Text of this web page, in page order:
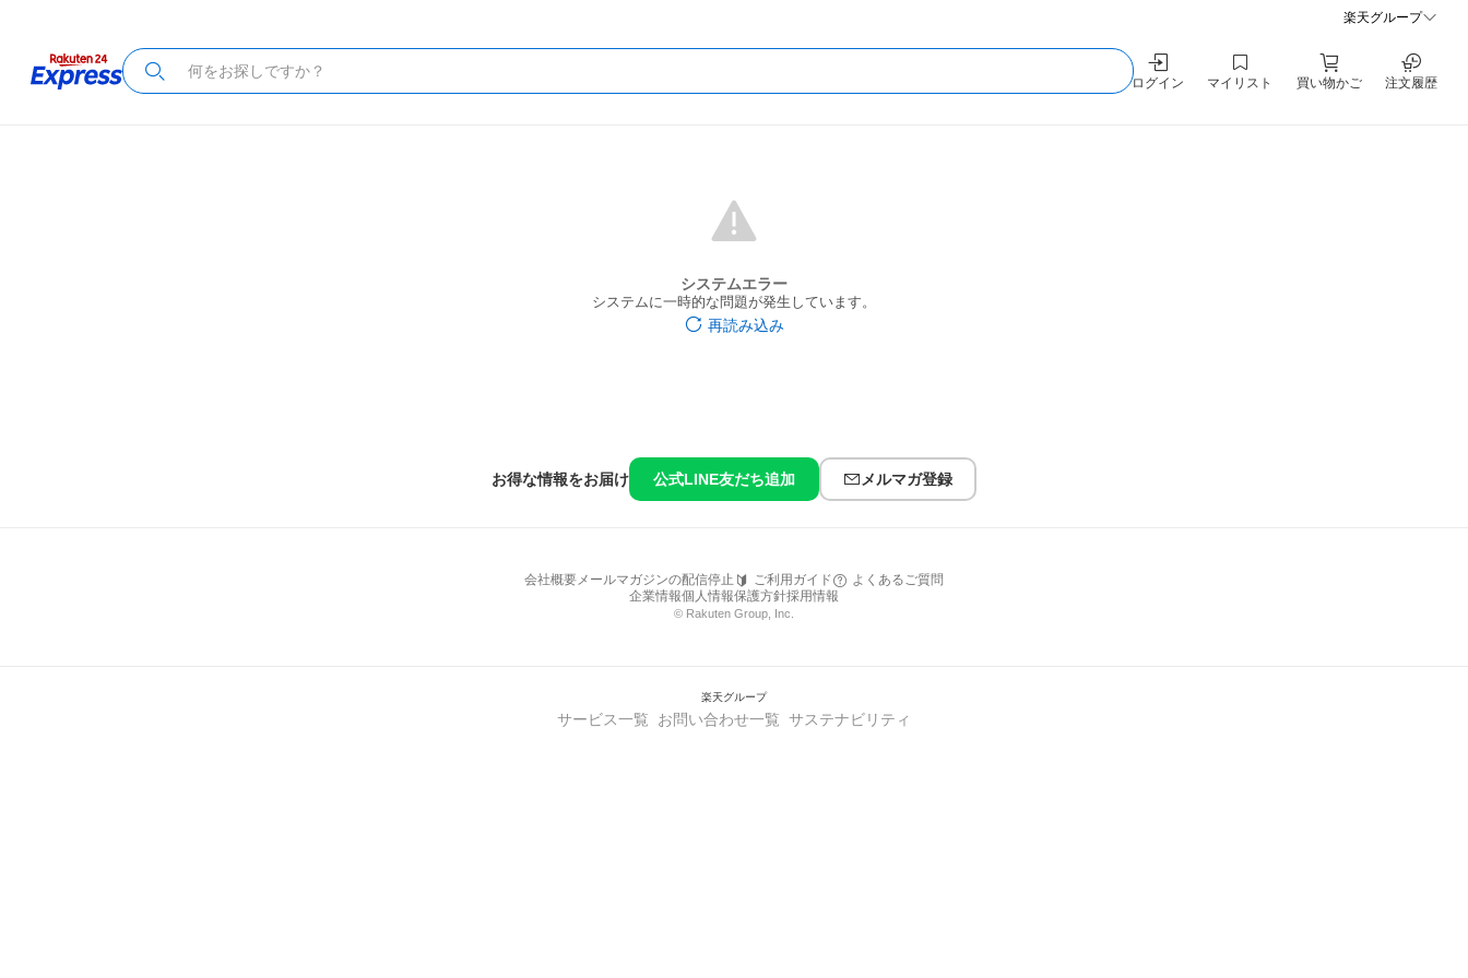
楽天グループ
ログイン マイリスト 買い物かご 注文履歴
システムエラー
システムに一時的な問題が発生しています。
再読み込み
お得な情報をお届け 公式LINE友だち追加 メルマガ登録
会社概要メールマガジンの配信停止 ご利用ガイド
よくあるご質問
企業情報個人情報保護方針採用情報
© Rakuten Group, Inc.
楽天グループ
サービス一覧 お問い合わせ一覧 サステナビリティ